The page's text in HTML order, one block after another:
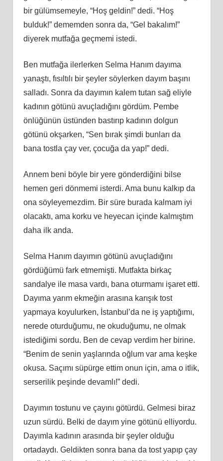
bir gülümsemeyle, “Hoş geldin!” dedi. “Hoş
bulduk!” dememden sonra da, “Gel bakalım!”
diyerek mutfağa geçmemi istedi.
Ben mutfağa ilerlerken Selma Hanım dayıma
yanaştı, fısıltılı bir şeyler söylerken dayım başını
salladı. Sonra da dayımın kalem tutan sağ eliyle
kadının götünü avuçladığını gördüm. Pembe
önlüğünün üstünden bastırıp kadının dolgun
götünü okşarken, “Sen bırak şimdi bunları da
bana tostla çay ver, çocuğa da yap!” dedi.
Annem beni böyle bir yere gönderdiğini bilse
hemen geri dönmemi isterdi. Ama bunu kalkıp da
ona söyleyemezdim. Bir süre burada kalmam iyi
olacaktı, ama korku ve heyecan içinde kalmıştım
daha ilk anda.
Selma Hanım dayımın götünü avuçladığını
gördüğümü fark etmemişti. Mutfakta birkaç
sandalye ile masa vardı, bana oturmamı işaret etti.
Dayıma yarım ekmeğin arasına karışık tost
yapmaya koyulurken, İstanbul’da ne iş yaptığımı,
nerede oturduğumu, ne okuduğumu, ne olmak
istediğimi sordu. Ben de cevap verdim her birine.
“Benim de senin yaşlarında oğlum var ama keşke
okusa. Saçımı süpürge ettim onun için, ama o itlik,
serserilik peşinde devamlı!” dedi.
Dayımın tostunu ve çayını götürdü. Gelmesi biraz
uzun sürdü. Belki de dayım yine götünü elliyordu.
Dayımla kadının arasında bir şeyler olduğu
ortadaydı. Geldikten sonra bana da tost yapıp çay